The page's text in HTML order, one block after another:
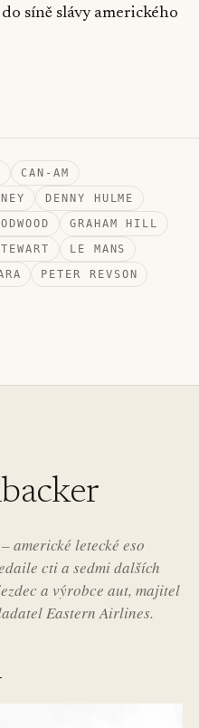
síně slávy amerického
CAN-AM
DENNY HULME
GRAHAM HILL
LE MANS
PETER REVSON
americké letecké eso
cti a sedmi dalších
a výrobce aut, majitel
Eastern Airlines.